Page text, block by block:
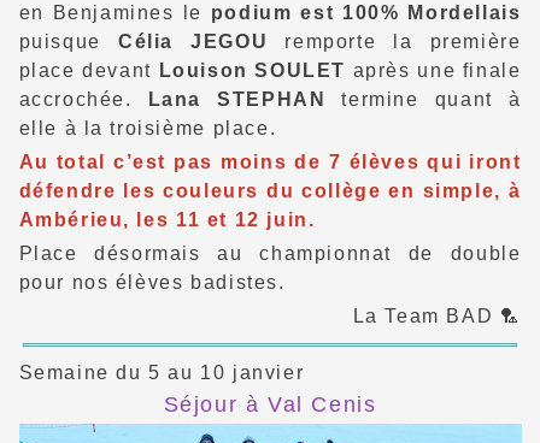
en Benjamines le podium est 100% Mordellais
puisque Célia JEGOU
remporte la première
place devant Louison SOULET après une finale
accrochée.
Lana STEPHAN
termine quant à
elle à la troisième place.
Au total c’est pas moins de 7 élèves qui iront
défendre les couleurs du collège en simple, à
Ambérieu, les 11 et 12 juin.
Place désormais au championnat de double
pour nos élèves badistes.
La Team BAD 🏸
Semaine du 5 au 10 janvier
Séjour à Val Cenis